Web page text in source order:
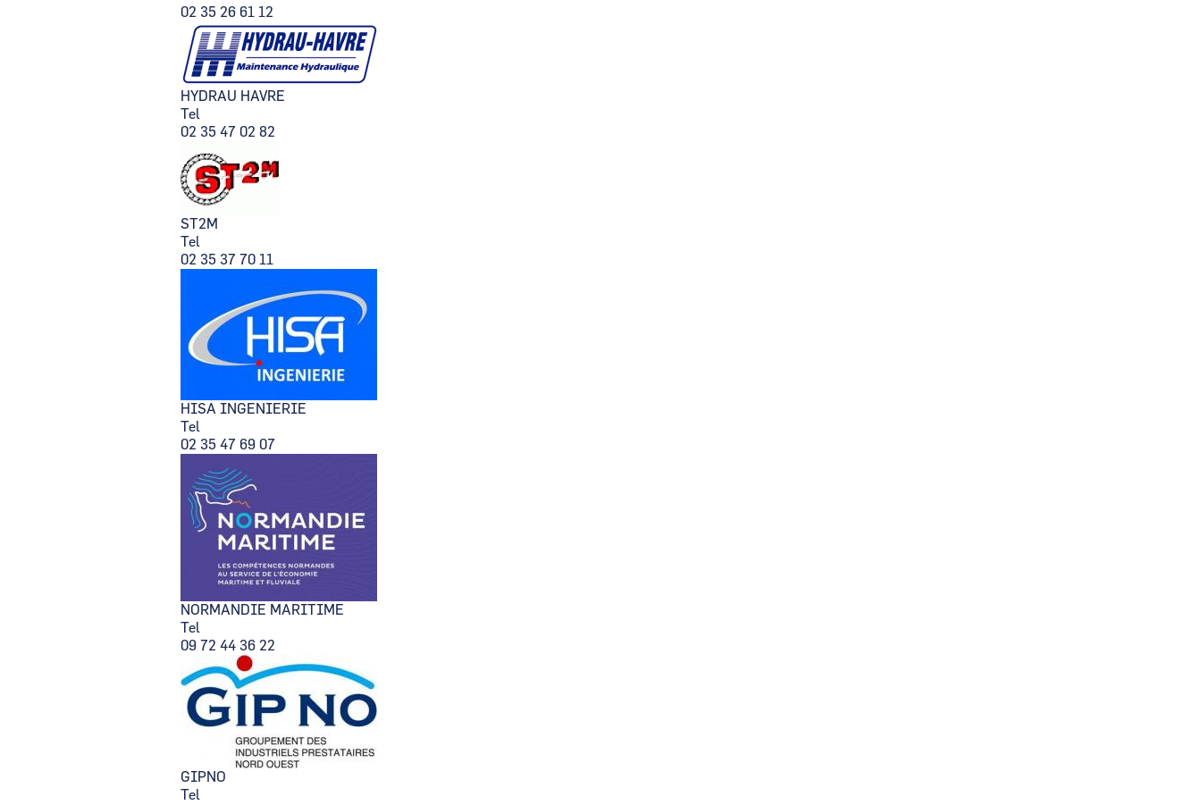
02 35 26 61 12
HYDRAU HAVRE
Tel
02 35 47 02 82
ST2M
Tel
02 35 37 70 11
HISA INGENIERIE
Tel
02 35 47 69 07
NORMANDIE MARITIME
Tel
09 72 44 36 22
GIPNO
Tel